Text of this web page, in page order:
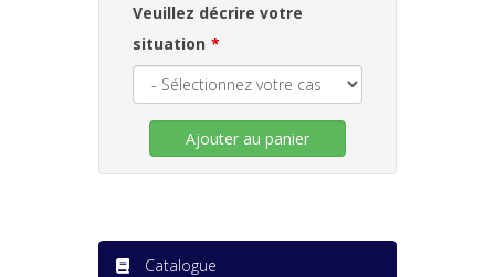
Veuillez décrire votre
situation
Ajouter au panier
Catalogue